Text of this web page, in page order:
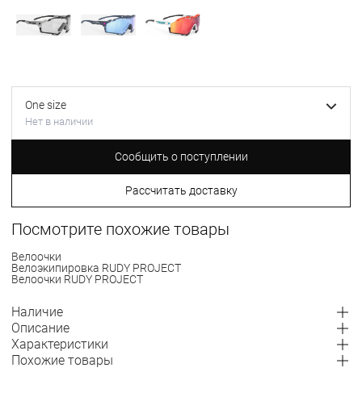
One size
Нет в наличии
Сообщить о поступлении
Рассчитать доставку
Посмотрите похожие товары
Велоочки
Велоэкипировка RUDY PROJECT
Велоочки RUDY PROJECT
Наличие
Описание
Характеристики
Похожие товары